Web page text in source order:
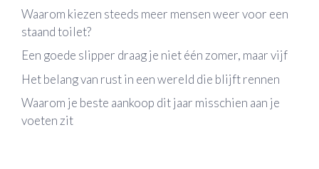
Waarom kiezen steeds meer mensen weer voor een
staand toilet?
Een goede slipper draag je niet één zomer, maar vijf
Het belang van rust in een wereld die blijft rennen
Waarom je beste aankoop dit jaar misschien aan je
voeten zit